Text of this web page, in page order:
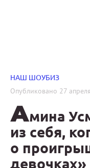
НАШ ШОУБИЗ
Опубликовано 27
Амина
из себя,
о
девочках»